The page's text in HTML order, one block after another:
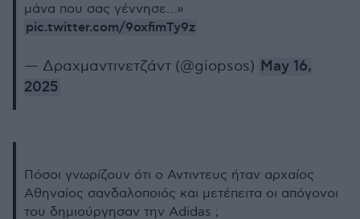
μάνα που σας γέννησε…»
pic.twitter.com/9oxfimTy9z
— Δραχμαντινετζάντ (@giopsos) May 16,
2025
Πόσοι γνωρίζουν ότι ο Αντιντευς ήταν αρχαίος
Αθηναίος σανδαλοποιός και μετέπειτα οι απόγονοι
του δημιούργησαν την Adidas ;